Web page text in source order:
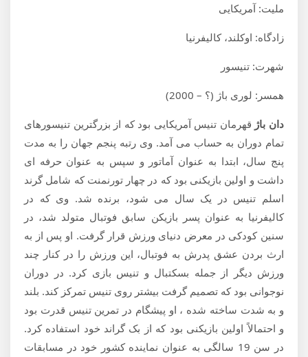
ملیت: آمریکایی
زادگاه: اوکلند، کالیفرنیا
شهرت: تنیسور
همسر: لوری باژ (؟ – 2000)
دان باژ قهرمان تنیس آمریکایی بود که از بزرگترین تنیسورهای
تمام دوران به حساب می آمد. وی رتبه پنجم جهان را به مدت
پنج سال، ابتدا به عنوان آماتور و سپس به عنوان حرفه ای
داشت و اولین بازیکنی بود که در چهار تورنمنت که شامل گرند
اسلم تنیس در یک سال می شود، برنده شد. وی که در
کالیفرنیا به عنوان پسر بازیکن سابق فوتبال متولد شد، در
سنین کودکی در معرض دنیای ورزش قرار گرفت. او پس از به
ارث بردن عشق پدرش به فوتبال، این ورزش را در كنار چند
ورزش دیگر از جمله بسكتبال و تنیس بازی كرد. در دوران
نوجوانی بود که تصمیم گرفت بیشتر روی تنیس تمرکز کند. بلند
و به شدت ساخته شده ، او پیشگام در تمرین تنیس قدرت بود
و احتمالاً اولین بازیکنی بود که از بک گراند خود استفاده کرد.
در سن 19 سالگی به عنوان نماینده کشور خود در مسابقات